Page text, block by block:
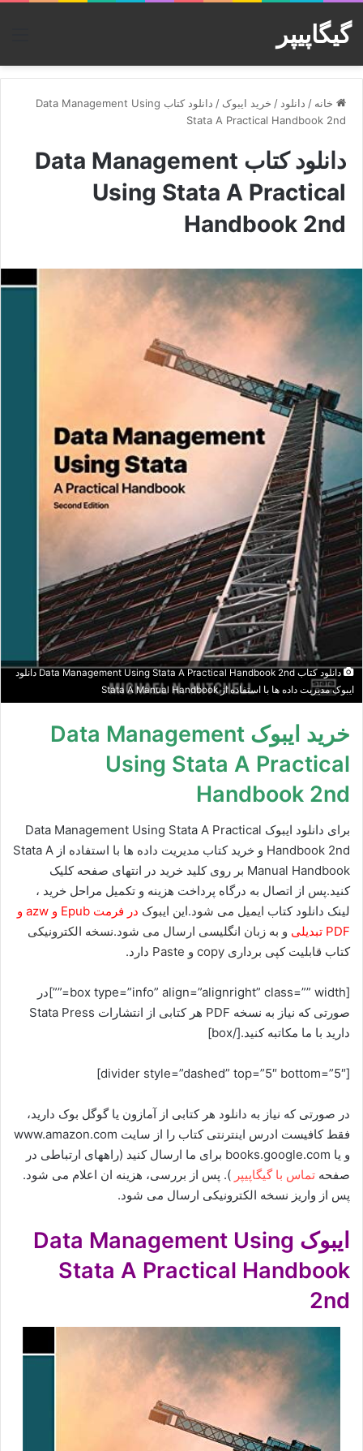
گیگاپیپر
خانه / دانلود / خرید ایبوک /
دانلود کتاب Data Management Using
Stata A Practical Handbook 2nd
دانلود کتاب Data Management
Using Stata A Practical
Handbook 2nd
دانلود کتاب Data Management Using Stata A Practical Handbook 2nd دانلود
ایبوک مدیریت داده ها با استفاده از Stata A Manual Handbook
خرید ایبوک Data Management
Using Stata A Practical
Handbook 2nd
برای دانلود ایبوک Data Management Using Stata A Practical
Handbook 2nd و خرید کتاب مدیریت داده ها با استفاده از Stata A
Manual Handbook بر روی کلید خرید در انتهای صفحه کلیک
کنید.پس از اتصال به درگاه پرداخت هزینه و تکمیل مراحل خرید ،
لینک دانلود کتاب ایمیل می شود.این ایبوک
در فرمت Epub و azw و
PDF تبدیلی
و به زبان انگلیسی ارسال می شود.نسخه الکترونیکی
کتاب قابلیت کپی برداری copy و Paste دارد.
[box type=”info” align=”alignright” class=”” width=””]در
صورتی که نیاز به نسخه PDF هر کتابی از انتشارات Stata Press
دارید با ما مکاتبه کنید.[/box]
[divider style=”dashed” top=”5″ bottom=”5″]
در صورتی که نیاز به دانلود هر کتابی از آمازون یا گوگل بوک دارید،
فقط کافیست ادرس اینترنتی کتاب را از سایت www.amazon.com
و یا books.google.com برای ما ارسال کنید (راههای ارتباطی در
صفحه تماس با گیگاپیپر ). پس از بررسی، هزینه ان اعلام می شود.
پس از واریز نسخه الکترونیکی ارسال می شود.
ایبوک Data Management Using
Stata A Practical Handbook
2nd